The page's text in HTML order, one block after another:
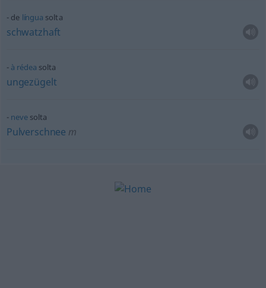
de língua solta
schwatzhaft
à rédea solta
ungezügelt
nevesolta
Pulverschnee m